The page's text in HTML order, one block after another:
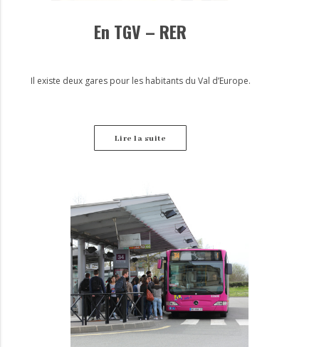
En TGV – RER
Il existe deux gares pour les habitants du Val d’Europe.
Lire la suite